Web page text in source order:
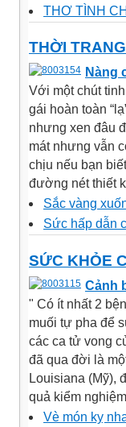
THƠ TÌNH
THỜI TRANG
Nàng
Với một chút
gái hoàn toàn
nhưng xen đâu
mát nhưng vẫn
chịu nếu bạn
đường nét thiết
Sắc vàng
Sức hấp dẫn
SỨC KHỎE
Cảnh
" Có ít nhất 2
muối tự pha để
các ca tử vong
đã qua đời là
Louisiana (Mỹ),
quả kiểm
Vè món kỵ